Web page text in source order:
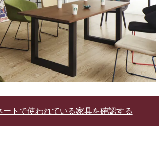
ートで使われている家具を確認する